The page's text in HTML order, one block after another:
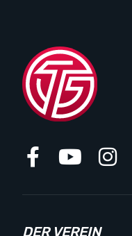
DER VEREIN